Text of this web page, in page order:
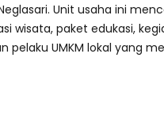
Unit usaha ini
wisata, paket edukasi,
pelaku UMKM lokal yang